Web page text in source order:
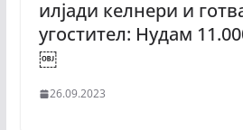
илјади келнери и
угостител: Нудам
￼
26.09.2023